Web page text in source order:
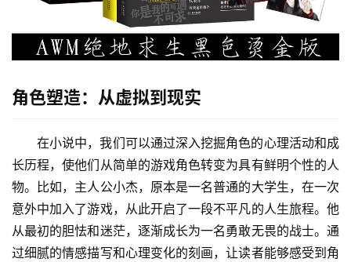
角色塑造：从虚拟到现实
在小说中，我们可以通过深入挖掘角色的心理活动和成
长历程，使他们从简单的游戏角色转变为具有鲜明个性的人
物。比如，主人公小杰，原本是一名普通的大学生，在一次
意外中加入了游戏，从此开启了一段不平凡的人生旅程。他
从最初的胆怯和迷茫，逐渐成长为一名勇敢无畏的战士。通
过细腻的情感描写和心理变化的刻画，让读者能够感受到角